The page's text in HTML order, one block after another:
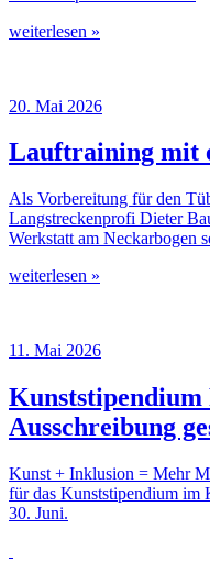
weiterlesen »
20. Mai 2026
Lauftraining mit
Als Vorbereitung für den
Langstreckenprofi Dieter
Werkstatt am Neckarbogen
weiterlesen »
11. Mai 2026
Kunststipendium
Ausschreibung
Kunst + Inklusion = Mehr
für das Kunststipendium im
30. Juni.